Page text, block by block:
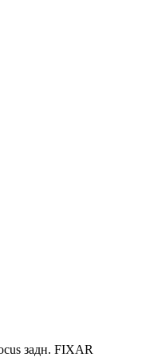
задн. FIXAR